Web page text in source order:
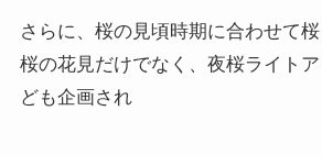
さらに、桜の見頃時期に合わせて
桜の花見だけでなく、夜桜ライト
ども企画され